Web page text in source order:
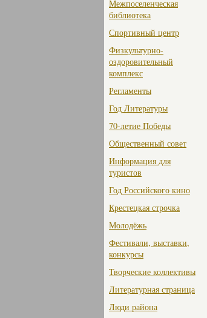
Межпоселенческая
библиотека
Спортивный центр
Физкультурно-
оздоровительный
комплекс
Регламенты
Год Литературы
70-летие Победы
Общественный совет
Информация для
туристов
Год Российского кино
Крестецкая строчка
Молодёжь
Фестивали, выставки,
конкурсы
Творческие коллективы
Литературная страница
Люди района